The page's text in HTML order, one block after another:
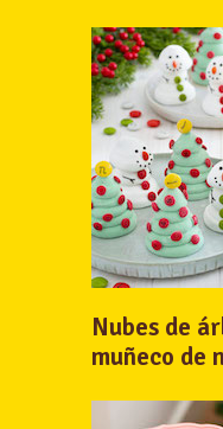
Nubes de
muñeco de